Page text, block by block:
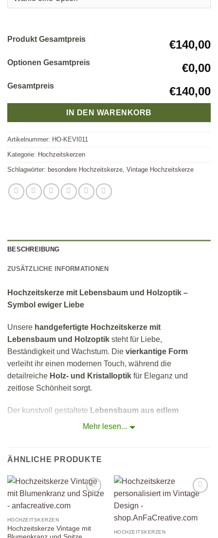
Produkt Gesamtpreis €140,00
Optionen Gesamtpreis €0,00
Gesamtpreis €140,00
IN DEN WARENKORB
Artikelnummer: HO-KEVI011
Kategorie: Hochzeitskerzen
Schlagwörter: besondere Hochzeitskerze, Vintage Hochzeitskerze
BESCHREIBUNG
ZUSÄTZLICHE INFORMATIONEN
Hochzeitskerze mit Lebensbaum und Holzoptik –
Symbol ewiger Liebe
Unsere handgefertigte Hochzeitskerze mit
Lebensbaum und Holzoptik steht für Liebe,
Beständigkeit und Wachstum. Die vierkantige Form
verleiht ihr einen modernen Touch, während die
detailreiche Holz- und Kristalloptik für Eleganz und
zeitlose Schönheit sorgt.
Der kunstvoll gestaltete Lebensbaum aus edlem
symbolisiert tiefe Verbundenheit und eine
Wärme aus. Jede Kerze ist ein Unikat – mit viel Liebe
Ob als stilvolles Element für die Trauung oder als
besonderes Hochzeitsgeschenk – diese Kerze verleiht
jedem Moment eine magische Atmosphäre.
Mehr lesen...
ÄHNLICHE PRODUKTE
Wunschliste
HOCHZEITSKERZEN
Hochzeitskerze Vintage mit
HOCHZEITSKERZEN